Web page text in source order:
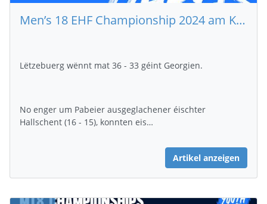
Men’s 18 EHF Championship 2024 am Kosovo (GEO - LUX 33 – 36)
Lëtzebuerg wënnt mat 36 - 33 géint Georgien.
No enger um Pabeier ausgeglachener éischter
Hallschent (16 - 15), konnten eis…
Artikel anzeigen